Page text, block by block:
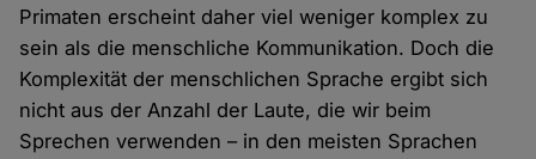
Primaten erscheint daher viel weniger komplex zu
sein als die menschliche Kommunikation. Doch die
Komplexität der menschlichen Sprache ergibt sich
nicht aus der Anzahl der Laute, die wir beim
Sprechen verwenden – in den meisten Sprachen